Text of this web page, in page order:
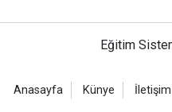
Eğitim
Anasayfa Künye İletişim